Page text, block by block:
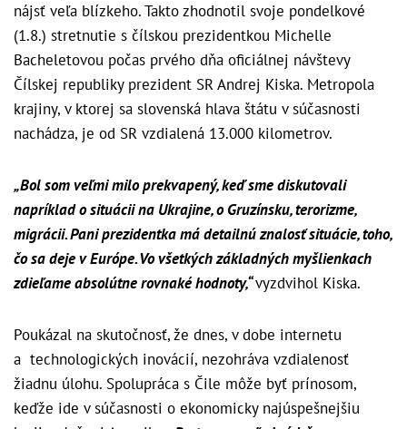
nájsť veľa blízkeho. Takto zhodnotil svoje pondelkové
(1.8.) stretnutie s čílskou prezidentkou Michelle
Bacheletovou počas prvého dňa oficiálnej návštevy
Čílskej republiky prezident SR Andrej Kiska. Metropola
krajiny, v ktorej sa slovenská hlava štátu v súčasnosti
nachádza, je od SR vzdialená 13.000 kilometrov.
„Bol som veľmi milo prekvapený, keď sme diskutovali
napríklad o situácii na Ukrajine, o Gruzínsku, terorizme,
migrácii. Pani prezidentka má detailnú znalosť situácie, toho,
čo sa deje v Európe. Vo všetkých základných myšlienkach
zdieľame absolútne rovnaké hodnoty,“vyzdvihol Kiska.
Poukázal na skutočnosť, že dnes, v dobe internetu
a technologických inovácií, nezohráva vzdialenosť
žiadnu úlohu. Spolupráca s Čile môže byť prínosom,
keďže ide v súčasnosti o ekonomicky najúspešnejšiu